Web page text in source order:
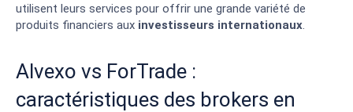
utilisent leurs services pour offrir une grande variété de
produits financiers aux investisseurs internationaux.
Alvexo vs ForTrade :
caractéristiques des brokers en